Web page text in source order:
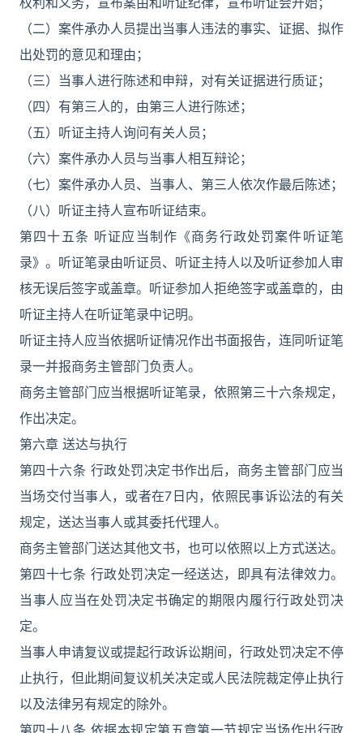
（二）案件承办人员提出当事人违法的事实、证据、拟作
出处罚的意见和理由；
（三）当事人进行陈述和申辩，对有关证据进行质证；
（四）有第三人的，由第三人进行陈述；
（五）听证主持人询问有关人员；
（六）案件承办人员与当事人相互辩论；
（七）案件承办人员、当事人、第三人依次作最后陈述；
（八）听证主持人宣布听证结束。
第四十五条 听证应当制作《商务行政处罚案件听证笔
录》。听证笔录由听证员、听证主持人以及听证参加人审
核无误后签字或盖章。听证参加人拒绝签字或盖章的，由
听证主持人在听证笔录中记明。
听证主持人应当依据听证情况作出书面报告，连同听证笔
录一并报商务主管部门负责人。
商务主管部门应当根据听证笔录，依照第三十六条规定，
作出决定。
第六章 送达与执行
第四十六条 行政处罚决定书作出后，商务主管部门应当
当场交付当事人，或者在7日内，依照民事诉讼法的有关
规定，送达当事人或其委托代理人。
商务主管部门送达其他文书，也可以依照以上方式送达。
第四十七条 行政处罚决定一经送达，即具有法律效力。
当事人应当在处罚决定书确定的期限内履行行政处罚决
定。
当事人申请复议或提起行政诉讼期间，行政处罚决定不停
止执行，但此期间复议机关决定或人民法院裁定停止执行
以及法律另有规定的除外。
第四十八条 依据本规定第五章第一节规定当场作出行政